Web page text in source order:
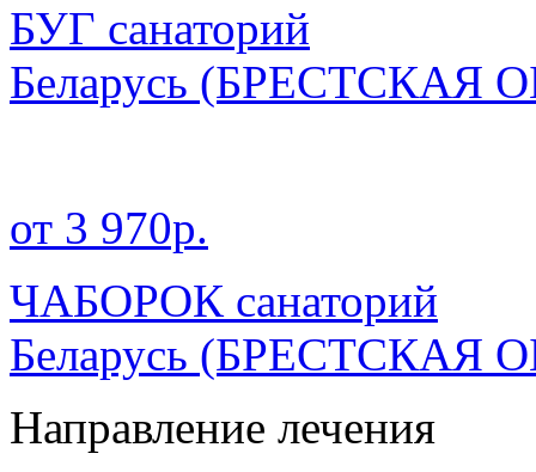
БУГ санаторий
Беларусь (БРЕСТСКАЯ
от 3 970р.
ЧАБОРОК санаторий
Беларусь (БРЕСТСКАЯ
Направление лечения